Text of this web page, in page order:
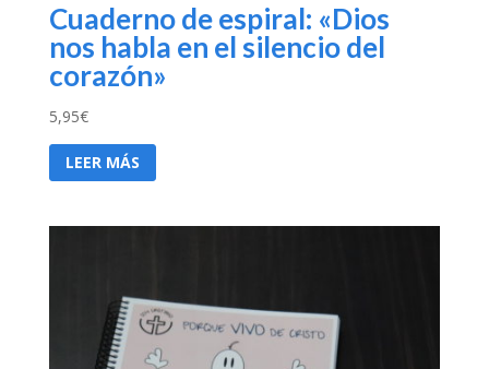
Cuaderno de espiral: «Dios
nos habla en el silencio del
corazón»
5,95€
LEER MÁS